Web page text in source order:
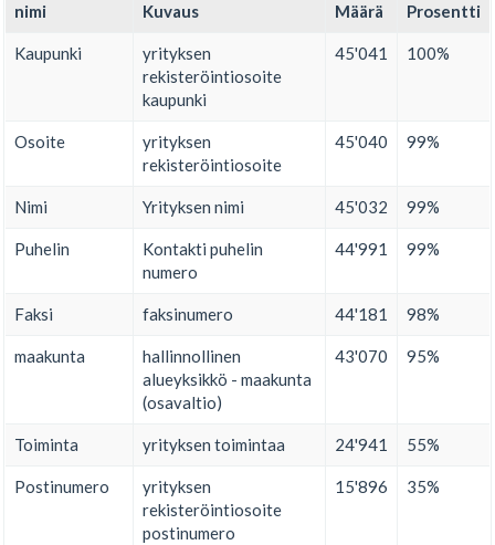
nimi
Kuvaus Määrä Prosentti
Kaupunki
yrityksen
rekisteröintiosoite
kaupunki
45'041 100%
Osoite
yrityksen
rekisteröintiosoite
45'040 99%
Nimi Yrityksen nimi 45'032 99%
Puhelin
Kontakti puhelin
numero
44'991 99%
Faksi faksinumero 44'181 98%
maakunta
hallinnollinen
alueyksikkö - maakunta
(osavaltio)
43'070 95%
Toiminta yrityksen toimintaa 24'941 55%
Postinumero
yrityksen
rekisteröintiosoite
postinumero
15'896 35%